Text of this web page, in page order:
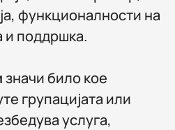
функционалности на
и поддршка.
значи било кое
групацијата или
услуга,